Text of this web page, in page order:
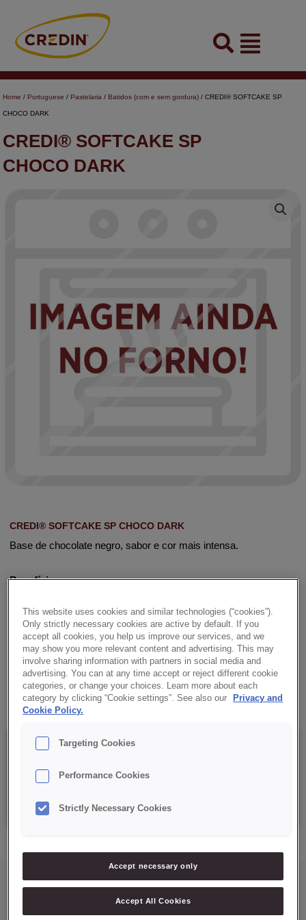
content
Flyout
Menu
Home / Portuguese / Pastelaria / Batidos (com e sem gordura) / CREDI® SOFTCAKE SP
CHOCO DARK
CREDI® SOFTCAKE SP
CHOCO DARK
CREDI® SOFTCAKE SP CHOCO DARK
Base de chocolate negro, sabor e cor mais intensa.
Benefícios:
✔ Produto completo.
Receita:
✔ Ovos + Óleo + Água
Details
This website uses cookies and similar technologies (“cookies”).
Only strictly necessary cookies are active by default. If you
accept all cookies, you help us improve our services, and we
may show you more relevant content and advertising. This may
involve sharing information with partners in social media and
advertising. You can at any time accept or reject different cookie
categories, or change your choices. Learn more about each
category by clicking “Cookie settings”. See also our
Privacy and
Cookie Policy.
Targeting Cookies
Performance Cookies
Strictly Necessary Cookies
Accept necessary only
Accept All Cookies